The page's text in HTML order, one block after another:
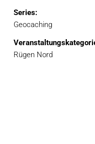
Series:
Geocaching
Rügen Nord